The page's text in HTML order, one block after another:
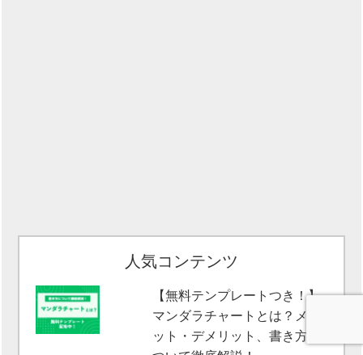
人気コンテンツ
【無料テンプレートつき！】
マンダラチャートとは？メリ
ット・デメリット、書き方に